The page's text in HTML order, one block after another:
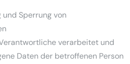
Sperrung von
verarbeitet und
Daten der betroffenen Person